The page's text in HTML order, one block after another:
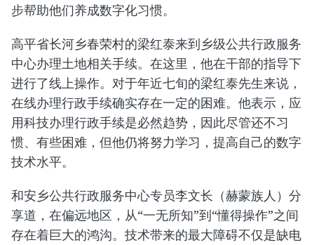
步帮助他们养成数字化习惯。
高平省长河乡春荣村的梁红泰来到乡级公共行政服务
中心办理土地相关手续。在这里，他在干部的指导下
进行了线上操作。对于年近七旬的梁红泰先生来说，
在线办理行政手续确实存在一定的困难。他表示，应
用科技办理行政手续是必然趋势，因此尽管还不习
惯、有些困难，但他仍将努力学习，提高自己的数字
技术水平。
和安乡公共行政服务中心专员李文长（赫蒙族人）分
享道，在偏远地区，从“一无所知”到“懂得操作”之间
存在着巨大的鸿沟。技术带来的最大障碍不仅是缺电